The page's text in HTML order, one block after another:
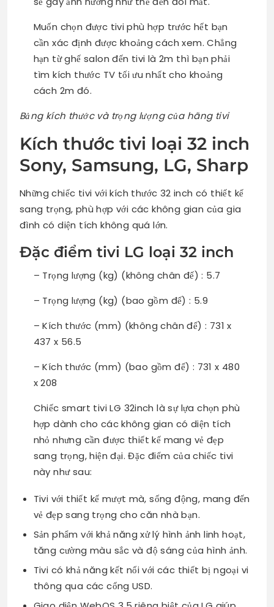
Muốn chọn được tivi phù hợp trước hết bạn
cần xác định được khoảng cách xem. Chẳng
hạn từ ghế salon đến tivi là 2m thì bạn phải
tìm kích thước TV tối ưu nhất cho khoảng
cách 2m đó.
Bảng kích thước và trọng lượng của hãng tivi
Kích thước tivi loại 32 inch
Sony, Samsung, LG, Sharp
Những chiếc tivi với kích thước 32 inch có thiết kế
sang trọng, phù hợp với các không gian của gia
đình có diện tích không quá lớn.
Đặc điểm tivi LG loại 32 inch
– Trọng lượng (kg) (không chân đế) : 5.7
– Trọng lượng (kg) (bao gồm đế) : 5.9
– Kích thước (mm) (không chân đế) : 731 x
437 x 56.5
– Kích thước (mm) (bao gồm đế) : 731 x 480
x 208
Chiếc smart tivi LG 32inch là sự lựa chọn phù
hợp dành cho các không gian có diện tích
nhỏ nhưng cần được thiết kế mang vẻ đẹp
sang trọng, hiện đại. Đặc điểm của chiếc tivi
này như sau:
Tivi với thiết kế mượt mà, sống động, mang đến
vẻ đẹp sang trọng cho căn nhà bạn.
Sản phẩm với khả năng xử lý hình ảnh linh hoạt,
tăng cường màu sắc và độ sáng của hình ảnh.
Tivi có khả năng kết nối với các thiết bị ngoại vi
thông qua các cổng USD.